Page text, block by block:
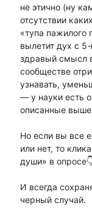
не этично (ну
отсутствии
«тупа пажилого
вылетит дух с
здравый смысл
сообществе
узнавать,
— у науки есть
описанные
Но если вы все
или нет, то
души» в опросе👇
И всегда
черный случай.